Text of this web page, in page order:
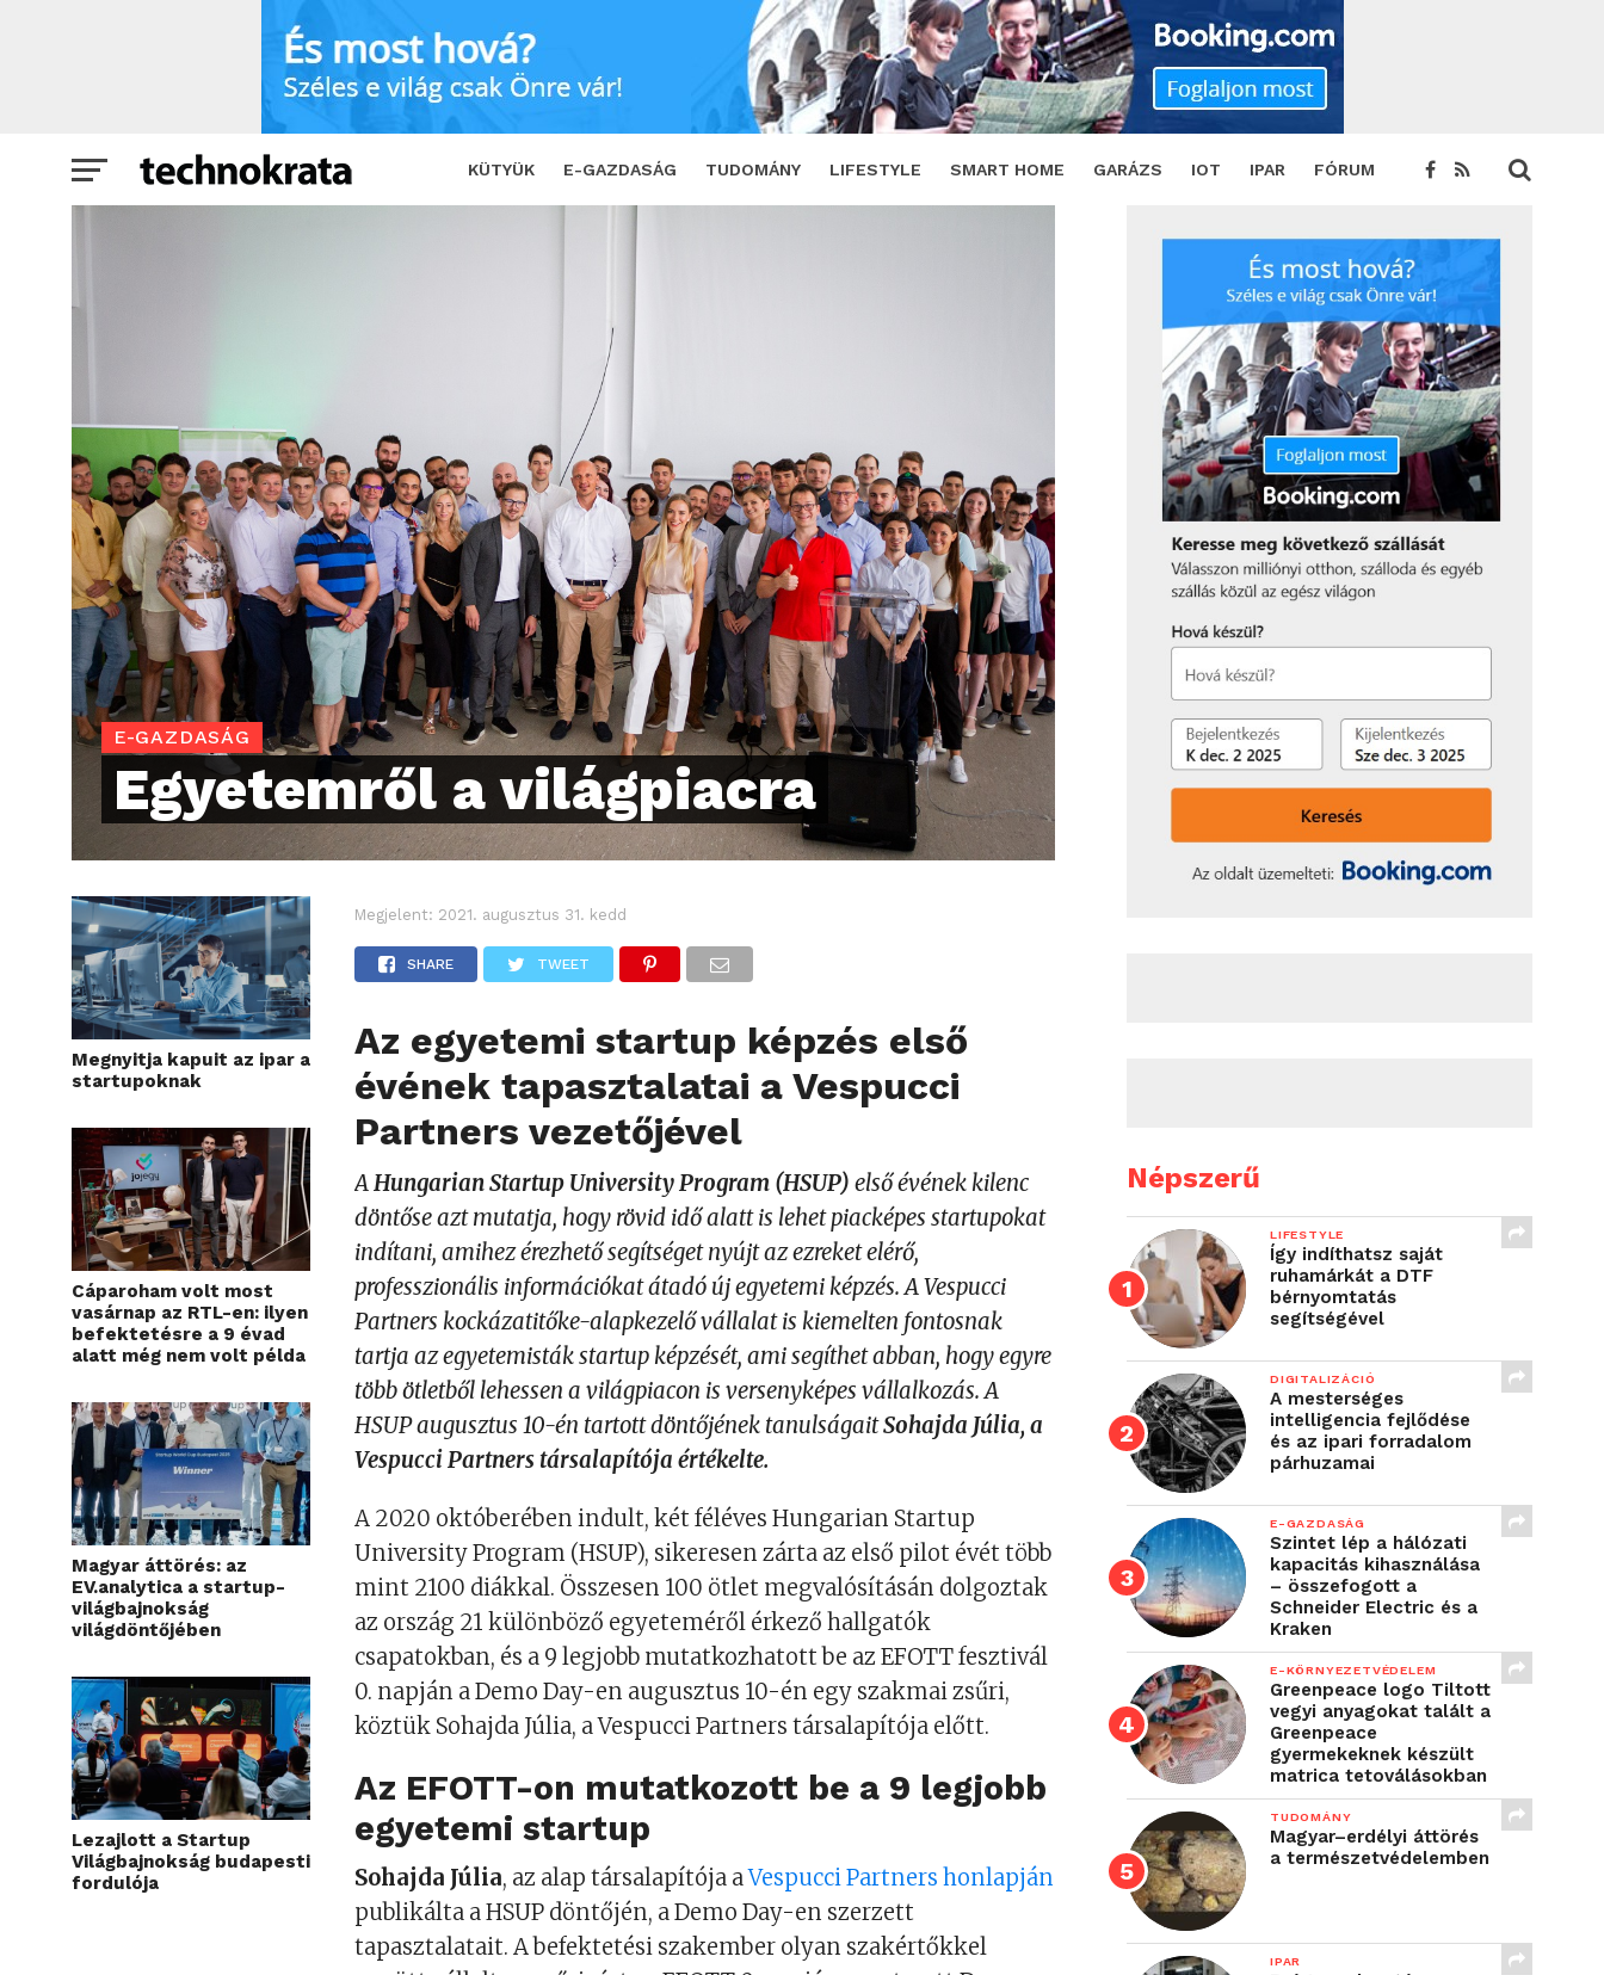
KÜTYÜK E-GAZDASÁG TUDOMÁNY LIFESTYLE SMART HOME GARÁZS IOT IPAR FÓRUM
Egyetemről a világpiacra SHARE
E-GAZDASÁG
Egyetemről a világpiacra
Megnyitja kapuit az ipar a
startupoknak
Cáparoham volt most
vasárnap az RTL-en: ilyen
befektetésre a 9 évad
alatt még nem volt példa
Magyar áttörés: az
EV.analytica a startup-
világbajnokság
világdöntőjében
Lezajlott a Startup
Világbajnokság budapesti
fordulója
Megjelent: 2021. augusztus 31. kedd
SHARE TWEET
Az egyetemi startup képzés első
évének tapasztalatai a Vespucci
Partners vezetőjével
AHungarian Startup University Program (HSUP) első évének kilenc
döntőse azt mutatja, hogy rövid idő alatt is lehet piacképes startupokat
indítani, amihez érezhető segítséget nyújt az ezreket elérő,
professzionális információkat átadó új egyetemi képzés. A Vespucci
Partners kockázatitőke-alapkezelő vállalat is kiemelten fontosnak
tartja az egyetemisták startup képzését, ami segíthet abban, hogy egyre
több ötletből lehessen a világpiacon is versenyképes vállalkozás. A
HSUP augusztus 10-én tartott döntőjének tanulságaitSohajda Júlia, a
Vespucci Partners társalapítója értékelte.
A 2020 októberében indult, két féléves Hungarian Startup
University Program (HSUP), sikeresen zárta az első pilot évét több
mint 2100 diákkal. Összesen 100 ötlet megvalósításán dolgoztak
az ország 21 különböző egyeteméről érkező hallgatók
csapatokban, és a 9 legjobb mutatkozhatott be az EFOTT fesztivál
0. napján a Demo Day-en augusztus 10-én egy szakmai zsűri,
köztük Sohajda Júlia, a Vespucci Partners társalapítója előtt.
Az EFOTT-on mutatkozott be a 9 legjobb
egyetemi startup
Sohajda Júlia, az alap társalapítója aVespucci Partners honlapján
publikálta a HSUP döntőjén, a Demo Day-en szerzett
tapasztalatait. A befektetési szakember olyan szakértőkkel
Népszerű
LIFESTYLE
Így indíthatsz saját
ruhamárkát a DTF
bérnyomtatás
segítségével
DIGITALIZÁCIÓ
A mesterséges
intelligencia fejlődése
és az ipari forradalom
párhuzamai
E-GAZDASÁG
Szintet lép a hálózati
kapacitás kihasználása
– összefogott a
Schneider Electric és a
Kraken
E-KÖRNYEZETVÉDELEM
Greenpeace logo Tiltott
vegyi anyagokat talált a
Greenpeace
gyermekeknek készült
matrica tetoválásokban
TUDOMÁNY
Magyar–erdélyi áttörés
a természetvédelemben
IPAR